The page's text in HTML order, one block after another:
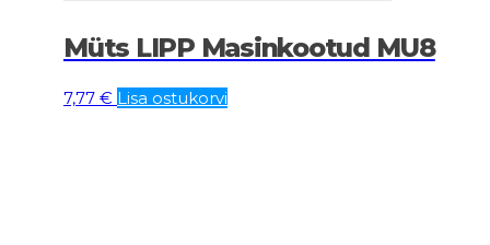
Müts LIPP Masinkootud MU8
7,77 € Lisa ostukorvi